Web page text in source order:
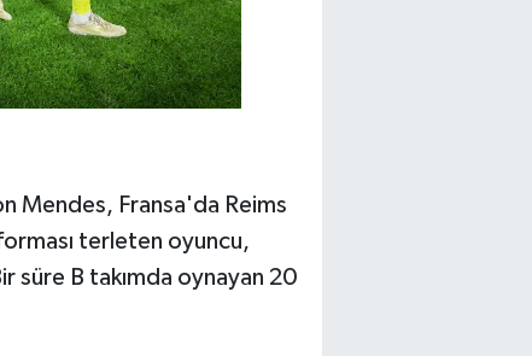
Mendes, Fransa'da Reims
terleten oyuncu,
süre B takımda oynayan 20